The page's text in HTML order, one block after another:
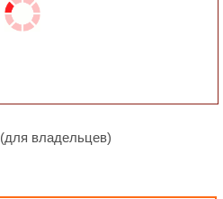
(для владельцев)